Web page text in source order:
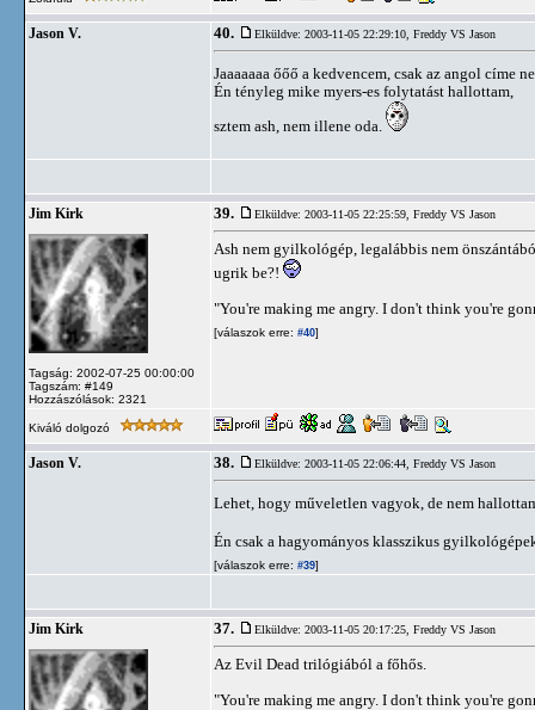
Jason V. 40. Elküldve: 2003-11-05 22:29:10, Freddy VS Jason
Jaaaaaaa őőő a kedvencem, csak az angol címe
Én tényleg mike myers-es folytatást hallottam,
sztem ash, nem illene oda.
Jim Kirk
Tagság: 2002-07-25 00:00:00
Tagszám: #149
Hozzászólások: 2321
39. Elküldve: 2003-11-05 22:25:59, Freddy VS Jason
Ash nem gyilkológép, legalábbis nem
ugrik be?!
"You're making me angry. I don't think you're
[válaszok erre: #40]
Kiváló dolgozó
Jason V. 38. Elküldve: 2003-11-05 22:06:44, Freddy VS Jason
Lehet, hogy műveletlen vagyok, de nem
Én csak a hagyományos klasszikus
[válaszok erre: #39]
Jim Kirk 37. Elküldve: 2003-11-05 20:17:25, Freddy VS Jason
Az Evil Dead trilógiából a főhős.
"You're making me angry. I don't think you're